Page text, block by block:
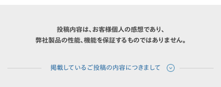
投稿内容は、お客様個人の感想であり、
弊社製品の性能、機能を保証するものではありません。